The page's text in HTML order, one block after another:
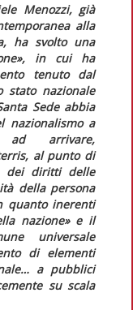
Menozzi, già
alla
ha svolto una
in cui ha
tenuto dal
stato nazionale
Sede abbia
nazionalismo a
ad arrivare,
, al punto di
dei diritti delle
della persona
quanto inerenti
nazione» e il
universale
di elementi
a pubblici
su scala